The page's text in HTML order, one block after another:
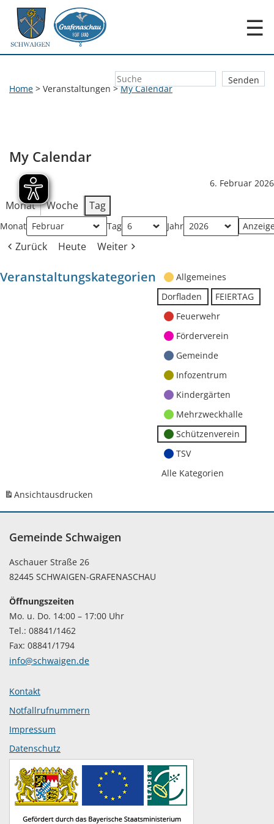
☰
Home > Veranstaltungen >My Calendar
My Calendar
6. Februar 2026
Monat Woche Tag
Monat Tag Jahr
Zurück Heute Weiter
Veranstaltungskategorien
Allgemeines
Dorfladen
FEIERTAG
Feuerwehr
Förderverein
Gemeinde
Infozentrum
Kindergärten
Mehrzweckhalle
Schützenverein
TSV
Alle Kategorien
Ansichtausdrucken
Gemeinde Schwaigen
Aschauer Straße 26
82445 SCHWAIGEN-GRAFENASCHAU
Öffnungszeiten
Mo. u. Do. 14:00 – 17:00 Uhr
Tel.: 08841/1462
Fax: 08841/1794
info@schwaigen.de
Kontakt
Notfallrufnummern
Impressum
Datenschutz